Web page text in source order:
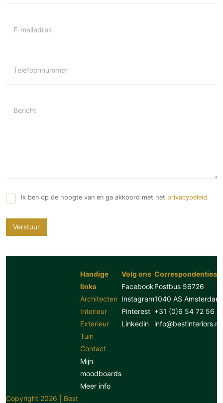
E-mailadres
Telefoonnummer
Bericht
Ik ben op de hoogte van en ga akkoord met het privacybeleid.
Verstuur
Handige
links
Architecten
Interieur
Exterieur
Tuin
Contact
Mijn
moodboards
Meer info
Volg ons
Facebook
Instagram
Pinterest
Linkedin
Postbus 56726
1040 AS Amsterdam
+31 (0)6 54 72 56
info@bestinteriors.nl
Copyright 2026 | Best